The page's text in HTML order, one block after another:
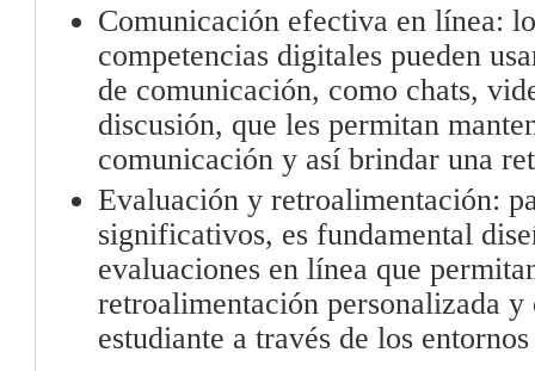
Comunicación efectiva en línea:
competencias digitales pueden
de comunicación, como chats,
discusión, que les permitan
comunicación y así brindar una
Evaluación y retroalimentación:
significativos, es fundamental
evaluaciones en línea que
retroalimentación personalizada y
estudiante a través de los